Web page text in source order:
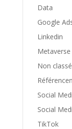
Data
Google
Linkedin
Metaverse
Non classé
Social
Social
TikTok